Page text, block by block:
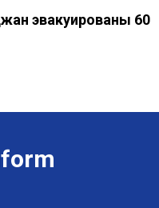
эвакуированы 60